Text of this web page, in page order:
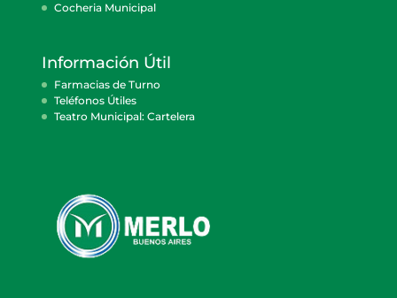
Cocheria Municipal
Información Útil
Farmacias de Turno
Teléfonos Útiles
Teatro Municipal: Cartelera